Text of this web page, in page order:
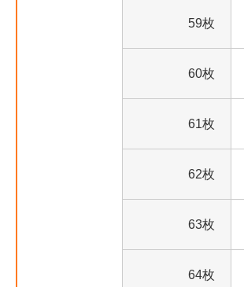
59枚
60枚
61枚
62枚
63枚
64枚